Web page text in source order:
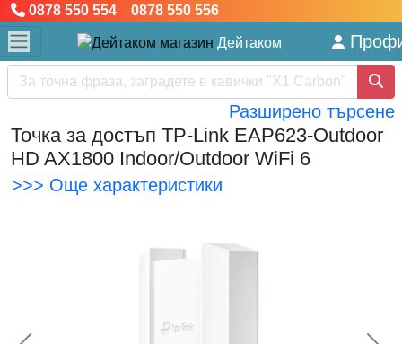
0878 550 554 0878 550 556
Дейтаком
Разширено търсене
Точка за достъп TP-Link EAP623-Outdoor
HD AX1800 Indoor/Outdoor WiFi 6
>>> Още характеристики